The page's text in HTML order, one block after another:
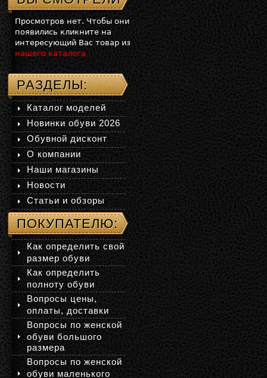
Просмотров нет. Чтобы они
появились кликните на
интересующий Вас товар из
нашего каталога
РАЗДЕЛЫ:
Каталог моделей
Новинки обуви 2026
Обувной дисконт
О компании
Наши магазины
Новости
Статьи и обзоры
ПОКУПАТЕЛЮ:
Как определить свой
размер обуви
Как определить
полноту обуви
Вопросы цены,
оплаты, доставки
Вопросы по женской
обуви большого
размера
Вопросы по женской
обуви маленького